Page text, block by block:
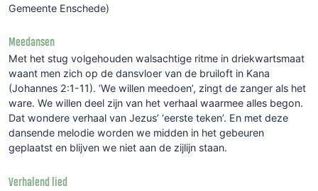
Gemeente Enschede)
Meedansen
Met het stug volgehouden walsachtige ritme in driekwartsmaat
waant men zich op de dansvloer van de bruiloft in Kana
(Johannes 2:1-11). ‘We willen meedoen’, zingt de zanger als het
ware. We willen deel zijn van het verhaal waarmee alles begon.
Dat wondere verhaal van Jezus’ ‘eerste teken’. En met deze
dansende melodie worden we midden in het gebeuren
geplaatst en blijven we niet aan de zijlijn staan.
Verhalend lied